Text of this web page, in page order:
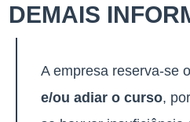
DEMAIS
A empresa reserva-se
e/ou adiar o curso,